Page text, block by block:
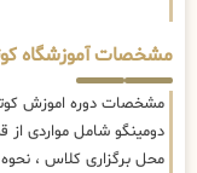
مشخصات آموزشگاه
مشخصات دوره اموزش
دومینگو شامل مواردی
محل برگزاری کلاس ، نحوه